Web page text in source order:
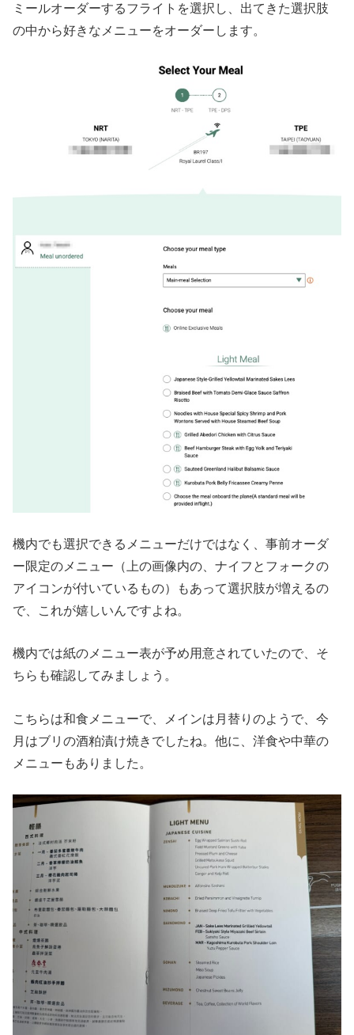
ミールオーダーするフライトを選択し、出てきた選択肢
の中から好きなメニューをオーダーします。
機内でも選択できるメニューだけではなく、事前オーダ
ー限定のメニュー（上の画像内の、ナイフとフォークの
アイコンが付いているもの）もあって選択肢が増えるの
で、これが嬉しいんですよね。
機内では紙のメニュー表が予め用意されていたので、そ
ちらも確認してみましょう。
こちらは和食メニューで、メインは月替りのようで、今
月はブリの酒粕漬け焼きでしたね。他に、洋食や中華の
メニューもありました。